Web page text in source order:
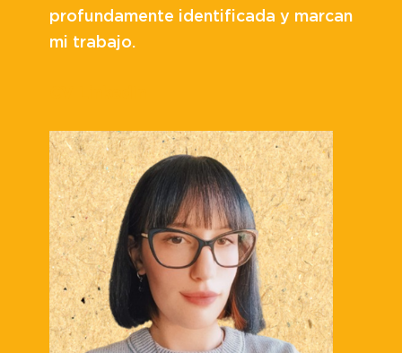
profundamente identificada y marcan
mi trabajo.